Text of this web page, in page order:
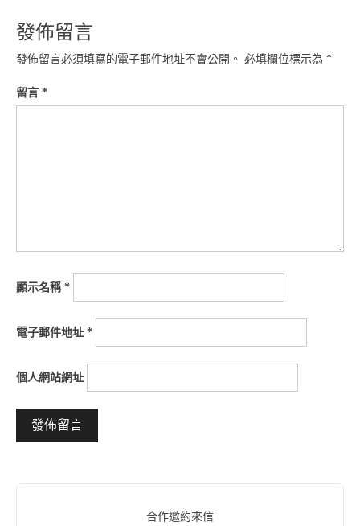
發佈留言
發佈留言必須填寫的電子郵件地址不會公開。 必填欄位標示為 *
留言 *
顯示名稱*
電子郵件地址 *
個人網站網址
合作邀約來信